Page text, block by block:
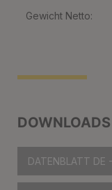
DOWNLOADS
DATENBLATT DE
Gewicht Netto: